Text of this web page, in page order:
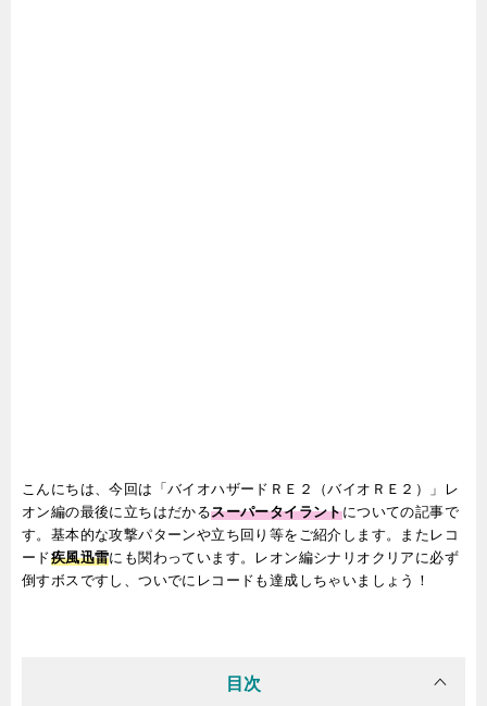
こんにちは、今回は「バイオハザードＲＥ２（バイオＲＥ２）」レ
オン編の最後に立ちはだかるスーパータイラントについての記事で
す。基本的な攻撃パターンや立ち回り等をご紹介します。またレコ
ード疾風迅雷にも関わっています。レオン編シナリオクリアに必ず
倒すボスですし、ついでにレコードも達成しちゃいましょう！
目次